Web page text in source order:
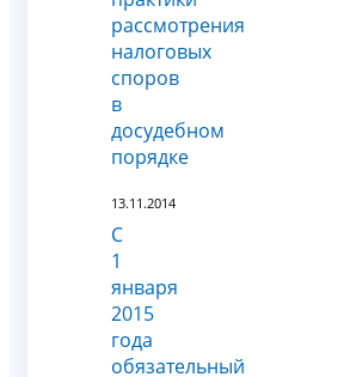
рассмотрения
налоговых
споров
в
досудебном
порядке
13.11.2014
С
1
января
2015
года
обязательный